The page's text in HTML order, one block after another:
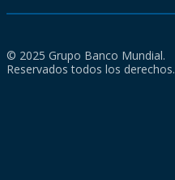
© 2025 Grupo Banco Mundial.
Reservados todos los derechos.